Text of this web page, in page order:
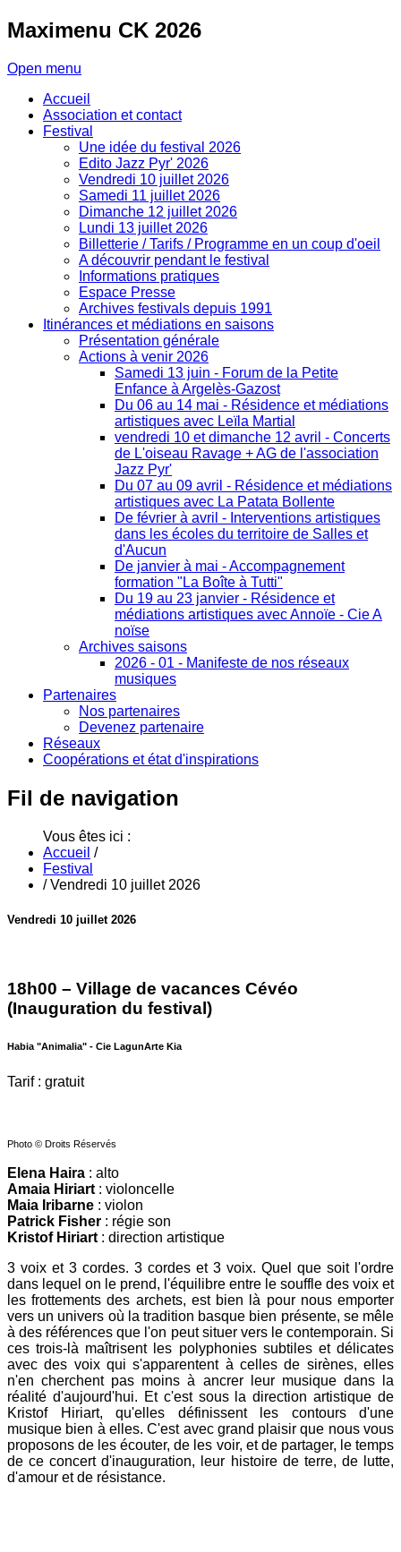
Maximenu CK 2026
Open menu
Accueil
Association et contact
Festival
Une idée du festival 2026
Edito Jazz Pyr' 2026
Vendredi 10 juillet 2026
Samedi 11 juillet 2026
Dimanche 12 juillet 2026
Lundi 13 juillet 2026
Billetterie / Tarifs / Programme en un coup d'oeil
A découvrir pendant le festival
Informations pratiques
Espace Presse
Archives festivals depuis 1991
Itinérances et médiations en saisons
Présentation générale
Actions à venir 2026
Samedi 13 juin - Forum de la Petite
Enfance à Argelès-Gazost
Du 06 au 14 mai - Résidence et médiations
artistiques avec Leïla Martial
vendredi 10 et dimanche 12 avril - Concerts
de L'oiseau Ravage + AG de l'association
Jazz Pyr'
Du 07 au 09 avril - Résidence et médiations
artistiques avec La Patata Bollente
De février à avril - Interventions artistiques
dans les écoles du territoire de Salles et
d'Aucun
De janvier à mai - Accompagnement
formation "La Boîte à Tutti"
Du 19 au 23 janvier - Résidence et
médiations artistiques avec Annoïe - Cie A
noïse
Archives saisons
2026 - 01 - Manifeste de nos réseaux
musiques
Partenaires
Nos partenaires
Devenez partenaire
Réseaux
Coopérations et état d'inspirations
Fil de navigation
Vous êtes ici :
Accueil /
Festival
/ Vendredi 10 juillet 2026
Vendredi 10 juillet 2026
18h00 – Village de vacances Cévéo
(Inauguration du festival)
Habia "Animalia" - Cie LagunArte Kia
Tarif : gratuit
Photo © Droits Réservés
Elena Haira : alto
Amaia Hiriart : violoncelle
Maia Iribarne : violon
Patrick Fisher : régie son
Kristof Hiriart : direction artistique
3 voix et 3 cordes. 3 cordes et 3 voix. Quel que soit l'ordre
dans lequel on le prend, l'équilibre entre le souffle des voix et
les frottements des archets, est bien là pour nous emporter
vers un univers où la tradition basque bien présente, se mêle
à des références que l'on peut situer vers le contemporain. Si
ces trois-là maîtrisent les polyphonies subtiles et délicates
avec des voix qui s'apparentent à celles de sirènes, elles
n'en cherchent pas moins à ancrer leur musique dans la
réalité d'aujourd'hui. Et c'est sous la direction artistique de
Kristof Hiriart, qu'elles définissent les contours d'une
musique bien à elles. C'est avec grand plaisir que nous vous
proposons de les écouter, de les voir, et de partager, le temps
de ce concert d'inauguration, leur histoire de terre, de lutte,
d'amour et de résistance.